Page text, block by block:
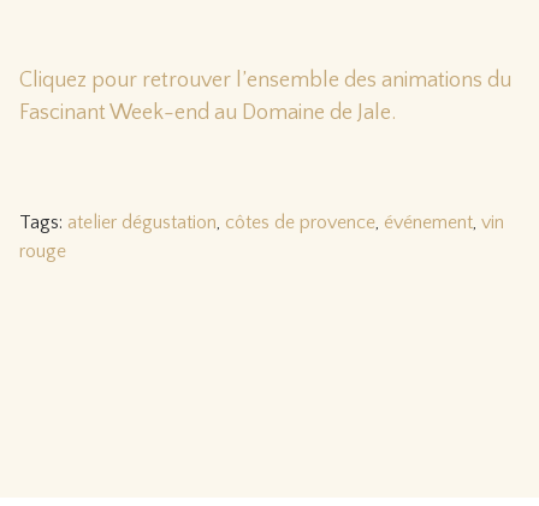
Cliquez pour retrouver l’ensemble des animations du
Fascinant Week-end au Domaine de Jale.
Tags: atelier dégustation, côtes de provence, événement, vin
rouge